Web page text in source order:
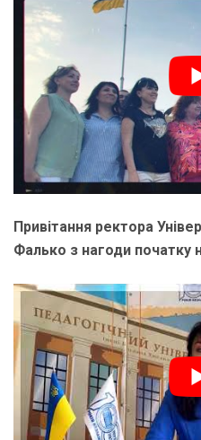
Привітання ректора
Фалько з нагоди початку